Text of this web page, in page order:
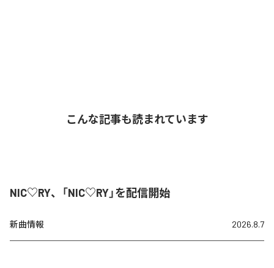
こんな記事も読まれています
NIC♡RY、「NIC♡RY」を配信開始
新曲情報 2026.8.7